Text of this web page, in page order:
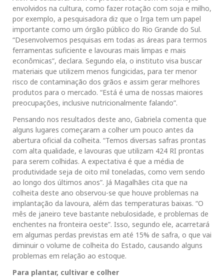
envolvidos na cultura, como fazer rotação com soja e milho,
por exemplo, a pesquisadora diz que o Irga tem um papel
importante como um órgão público do Rio Grande do Sul.
“Desenvolvemos pesquisas em todas as áreas para termos
ferramentas suficiente e lavouras mais limpas e mais
econômicas”, declara. Segundo ela, o instituto visa buscar
materiais que utilizem menos fungicidas, para ter menor
risco de contaminação dos grãos e assim gerar melhores
produtos para o mercado. “Está é uma de nossas maiores
preocupações, inclusive nutricionalmente falando”.
Pensando nos resultados deste ano, Gabriela comenta que
alguns lugares começaram a colher um pouco antes da
abertura oficial da colheita. “Temos diversas safras prontas
com alta qualidade, e lavouras que utilizam 424 RI prontas
para serem colhidas. A expectativa é que a média de
produtividade seja de oito mil toneladas, como vem sendo
ao longo dos últimos anos”. Já Magalhães cita que na
colheita deste ano observou-se que houve problemas na
implantação da lavoura, além das temperaturas baixas. “O
mês de janeiro teve bastante nebulosidade, e problemas de
enchentes na fronteira oeste”. Isso, segundo ele, acarretará
em algumas perdas previstas em até 15% de safra, o que vai
diminuir o volume de colheita do Estado, causando alguns
problemas em relação ao estoque.
Para plantar, cultivar e colher